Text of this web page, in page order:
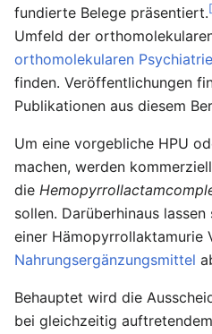
fundierte Belege präsentiert.
Umfeld der
orthomolekularen Psychiatrie
finden. Veröffentlichungen
Publikationen aus diesem
Um eine vorgebliche HPU
machen, werden
die
sollen. Darüberhinaus
einer Hämopyrrollaktamurie
Nahrungsergänzungsmittel
Behauptet wird die
bei gleichzeitig